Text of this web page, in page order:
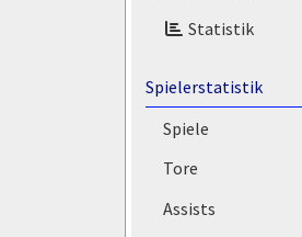
Statistik
Spielerstatistik
Spiele
Tore
Assists